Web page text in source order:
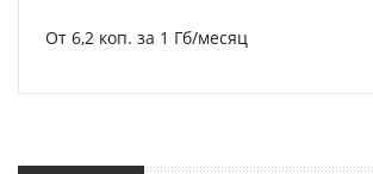
От 6,2 коп. за 1 Гб/месяц